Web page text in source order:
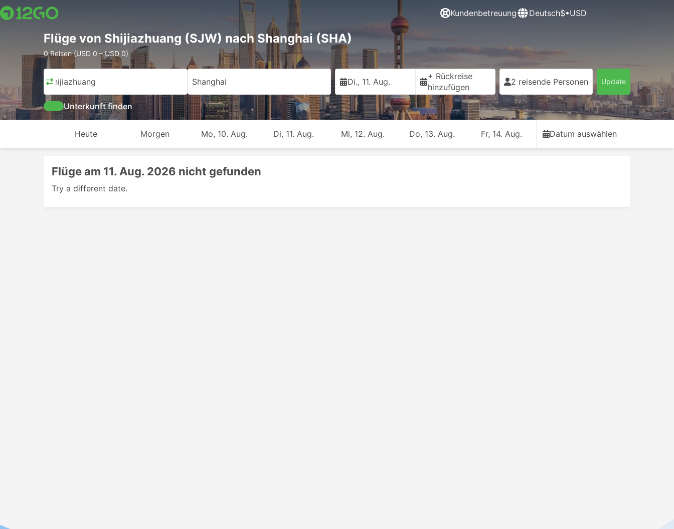
Kundenbetreuung Deutsch$•USD
Flüge von Shijiazhuang (SJW) nach Shanghai (SHA)
0 Reisen (USD 0 – USD 0)
Shijiazhuang Shanghai Di., 11. Aug.
+ Rückreise
hinzufügen
2 reisende Personen Update
Unterkunft finden
Heute Morgen Mo, 10. Aug. Di, 11. Aug. Mi, 12. Aug. Do, 13. Aug. Fr, 14. Aug. Datum auswählen
Flüge am 11. Aug. 2026 nicht gefunden
Try a different date.